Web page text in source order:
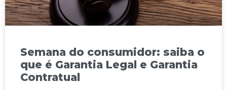
Semana do consumidor: saiba o
que é Garantia Legal e Garantia
Contratual